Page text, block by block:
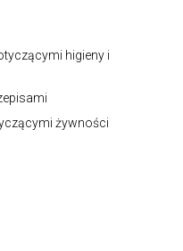
higieny i
żywności